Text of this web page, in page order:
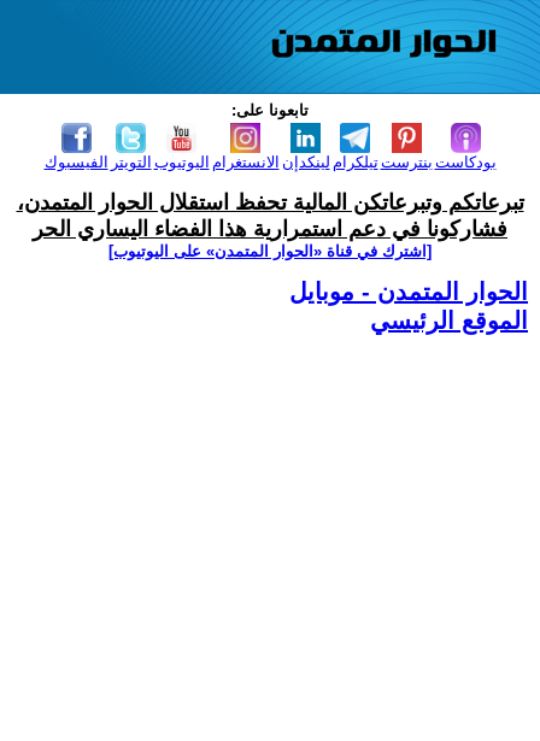
تابعونا على:
الفيسبوك التويتر اليوتيوب الانستغرام لينكدإن تيلكرامبنترست بودكاست
تبرعاتكم وتبرعاتكن المالية تحفظ استقلال الحوار المتمدن،
فشاركونا في دعم استمرارية هذا الفضاء اليساري الحر
[اشترك في قناة ‫«الحوار المتمدن» على اليوتيوب]
الحوار المتمدن - موبايل
الموقع الرئيسي